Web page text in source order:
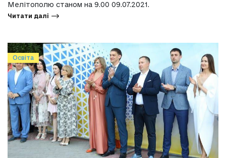
Мелітополю станом на 9.00 09.07.2021.
Читати далі
Освіта